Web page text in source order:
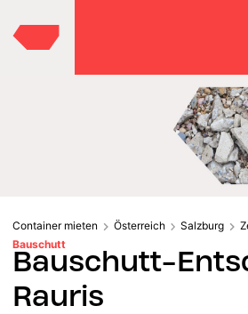
Container mieten Österreich Salzburg
Bauschutt
Bauschutt-
Rauris